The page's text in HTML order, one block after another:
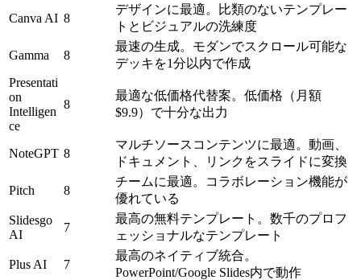
Canva AI 8
デザインに最適。比類のないテンプレー
トとビジュアルの洗練度
Gamma 8
最速の生成。モダンでスクロール可能な
デッキを1分以内で作成
Presentati
on
Intelligen
ce
8
最適な低価格代替案。低価格（月額
$9.9）で十分な出力
NoteGPT 8
マルチソースコンテンツに最適。動画、
ドキュメント、リンクをスライドに変換
Pitch 8
チームに最適。コラボレーション機能が
優れている
Slidesgo
AI
7
最高の無料テンプレート 。数千のプロフ
ェッショナルなテンプレート
Plus AI 7
最高のネイティブ統合。
PowerPoint/Google Slides内で動作